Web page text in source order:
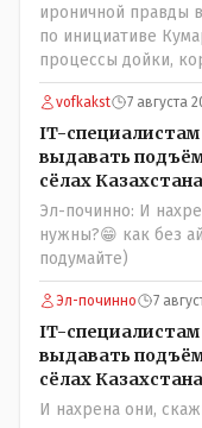
ироничной правды
по инициативе
процессы дойки,
программы дают
насколько в курсе
- все эти вопросы
удалённо - лёжа на
современных и
массового
ребят из города в
подозреваю, скоро
помошью кувалды,
проволоки и
именно
все мои архивы по
помещаются в
Впрочем, не надо
vofkakst 7 августа
IT-
выдавать
сёлах Казахстана
Эл-починно: И
нужны?😁 как без
подумайте)
Эл-починно 7
IT-
выдавать
сёлах Казахстана
И нахрена они,